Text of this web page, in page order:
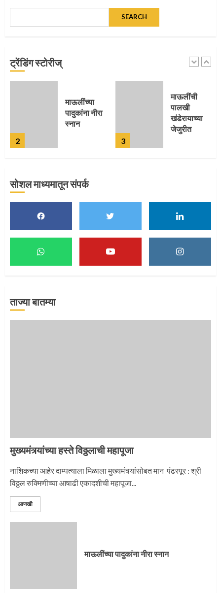
SEARCH
ट्रेंडिंग स्टोरीज्
3
माऊलींची
पालखी
खंडेरायाच्या
जेजुरीत
4
पालखी
सोहळ्याने
ओलांडला दिवे
घाट
सोशल माध्यमातून संपर्क
ताज्या बातम्या
मुख्यमंत्र्यांच्या हस्ते विठ्ठलाची महापूजा
नाशिकच्या आहेर दाम्पत्याला मिळाला मुख्यमंत्र्यांसोबत मान पंढरपूर : श्री
विठ्ठल रुक्मिणीच्या आषाढी एकादशीची महापूजा...
आणखी
माऊलींच्या पादुकांना नीरा स्नान